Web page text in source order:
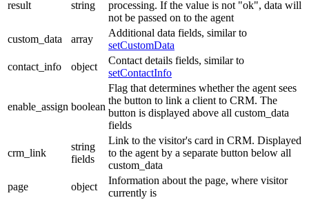
result string
processing. If the value is not "ok", data will
not be passed on to the agent
custom_data
array
Additional data fields, similar to
setCustomData
contact_info
object
Contact details fields, similar to
setContactInfo
enable_assign boolean
Flag that determines whether the agent sees
the button to link a client to CRM. The
button is displayed above all custom_data
fields
crm_link
string
fields
Link to the visitor's card in CRM. Displayed
to the agent by a separate button below all
custom_data
page
object
Information about the page, where visitor
currently is